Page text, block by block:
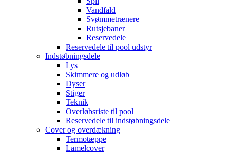
Vandfald
Svømmetrænere
Rutsjebaner
Reservedele
Reservedele til pool udstyr
Indstøbningsdele
Lys
Skimmere og udløb
Dyser
Stiger
Teknik
Overløbsriste til pool
Reservedele til indstøbningsdele
Cover og overdækning
Termotæppe
Lamelcover